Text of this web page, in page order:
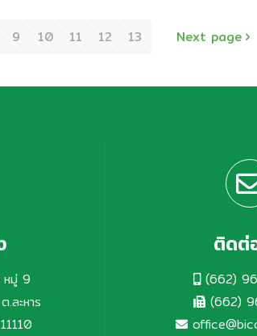
บผู้พิการ
วนร่วมใน
เยี่ยมชมและศึกษาดูงานใ
9 10 11 12 13 Next page
หมู่ 9
ละหาร
ติดต่
(662)
(662)